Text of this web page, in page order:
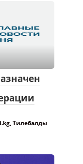
Тилебалды